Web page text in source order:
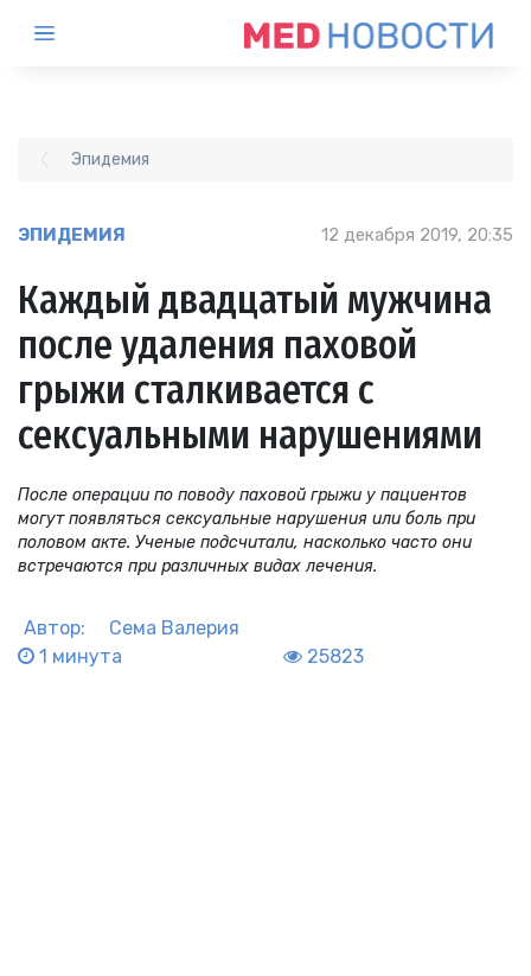
Эпидемия
ЭПИДЕМИЯ 12 декабря 2019, 20:35
Каждый двадцатый мужчина
после удаления паховой
грыжи сталкивается с
сексуальными нарушениями
После операции по поводу паховой грыжи у пациентов
могут появляться сексуальные нарушения или боль при
половом акте. Ученые подсчитали, насколько часто они
встречаются при различных видах лечения.
Автор:
Сема Валерия
1 минута
25823